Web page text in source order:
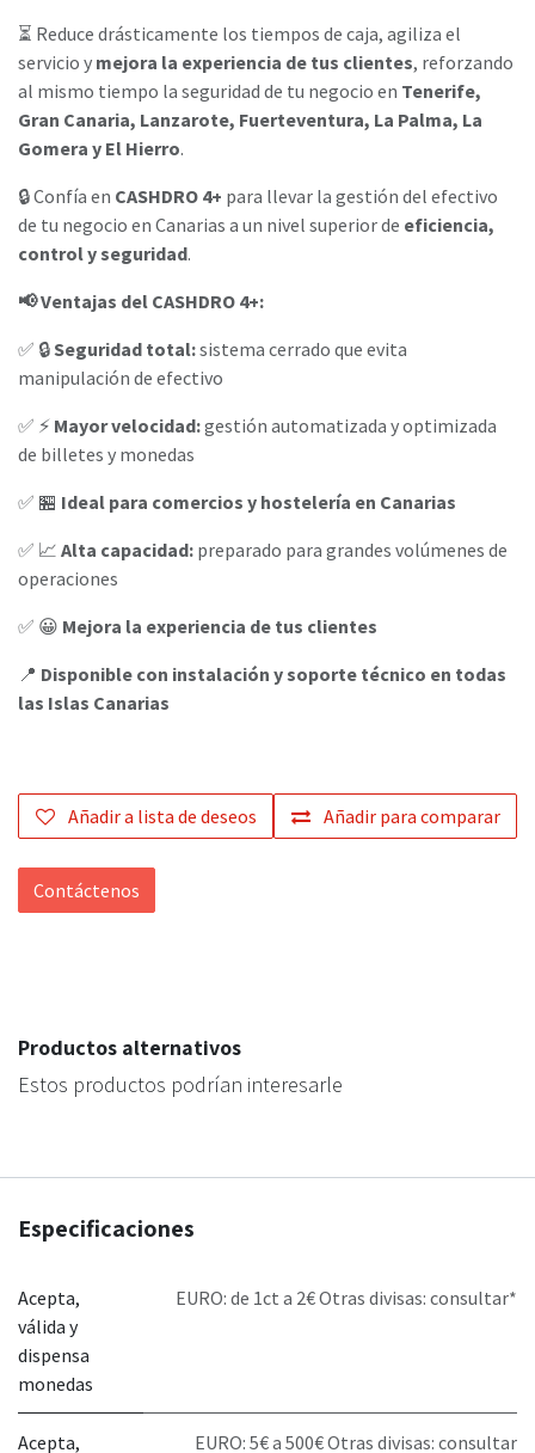
⏳ Reduce drásticamente los tiempos de caja, agiliza el
servicio y mejora la experiencia de tus clientes, reforzando
al mismo tiempo la seguridad de tu negocio en Tenerife,
Gran Canaria, Lanzarote, Fuerteventura, La Palma, La
Gomera y El Hierro.
🔒 Confía en CASHDRO 4+ para llevar la gestión del efectivo
de tu negocio en Canarias a un nivel superior de eficiencia,
control y seguridad.
📢 Ventajas del CASHDRO 4+:
✅ 🔒Seguridad total:sistema cerrado que evita
manipulación de efectivo
✅ ⚡ Mayor velocidad:gestión automatizada y optimizada
de billetes y monedas
✅ 🏪 Ideal para comercios y hostelería en Canarias
✅ 📈 Alta capacidad: preparado para grandes volúmenes de
operaciones
✅ 😀 Mejora la experiencia de tus clientes
📍 Disponible con instalación y soporte técnico en todas
las Islas Canarias
Añadir para comparar
Añadir a lista de deseos
Contáctenos
Productos alternativos
Estos productos podrían interesarle
Especificaciones
Acepta,
válida y
dispensa
monedas
EURO: de 1ct a 2€ Otras divisas: consultar*
Acepta, EURO: 5€ a 500€ Otras divisas: consultar